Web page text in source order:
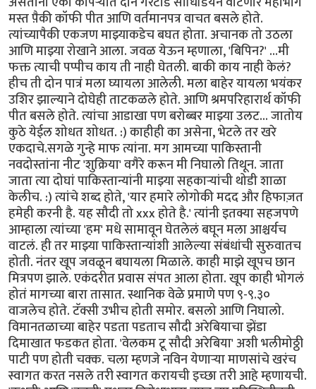
मस्त पै़की कॉफी पीत आणि वर्तमानपत्र वाचत बसले होते.
त्यांच्यापैकी एकजण माझ्याकडेच बघत होता. अचानक तो उठला
आणि माझ्या रोखाने आला. जवळ येऊन म्हणाला, 'बिपिन?' ...मी
फक्त त्याची पप्पीच काय ती नाही घेतली. बाकी काय नाही केलं?
हीच ती दोन पात्रं मला घ्यायला आलेली. मला बाहेर यायला भयंकर
उशिर झाल्याने दोघेही ताटकळले होते. आणि श्रमपरिहारार्थ कॉफी
पीत बसले होते. त्यांचा आडाखा पण बरोब्बर माझ्या उलट... जातोय
कुठे येईल शोधत शोधत. :) काहीही का असेना, भेटले तर खरे
एकदाचे.सगळे गुन्हे माफ त्यांना. मग आमच्या पाकिस्तानी
नवदोस्तांना नीट 'शुक्रिया' वगैरे करून मी निघालो तिथून. जाता
जाता त्या दोघां पाकिस्तान्यांनी माझ्या सहकार्‍यांची थोडी शाळा
केलीच. :) त्यांचे शब्द होते, 'यार हमारे लोगोकी मदद और हिफाज़त
हमेही करनी है. यह सौदी तो xxx होते है.' त्यांनी इतक्या सहजपणे
आम्हाला त्यांच्या 'हम' मधे सामावून घेतलेलं बघून मला आश्चर्यच
वाटलं. ही तर माझ्या पाकिस्तान्यांशी आलेल्या संबंधांची सुरुवातच
होती. नंतर खूप जवळून बघायला मिळाले. काही माझे खूपच छान
मित्रपण झाले. एकंदरीत प्रवास संपत आला होता. खूप काही भोगलं
होतं मागच्या बारा तासात. स्थानिक वेळे प्रमाणे पण ९-९.३०
वाजलेच होते. टॅक्सी उभीच होती समोर. बसलो आणि निघालो.
विमानतळाच्या बाहेर पडता पडताच सौदी अरेबियाचा झेंडा
दिमाखात फडकत होता. 'वेलकम टू सौदी अरेबिया' अशी भलीमोठ्ठी
पाटी पण होती चक्क. चला म्हणजे नविन येणार्‍या माणसांचे खरंच
स्वागत करत नसले तरी स्वागत करायची इच्छा तरी आहे म्हणायची.